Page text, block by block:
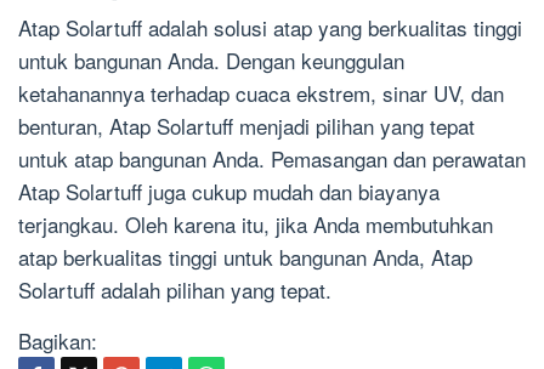
Atap Solartuff adalah solusi atap yang berkualitas tinggi
untuk bangunan Anda. Dengan keunggulan
ketahanannya terhadap cuaca ekstrem, sinar UV, dan
benturan, Atap Solartuff menjadi pilihan yang tepat
untuk atap bangunan Anda. Pemasangan dan perawatan
Atap Solartuff juga cukup mudah dan biayanya
terjangkau. Oleh karena itu, jika Anda membutuhkan
atap berkualitas tinggi untuk bangunan Anda, Atap
Solartuff adalah pilihan yang tepat.
Bagikan: